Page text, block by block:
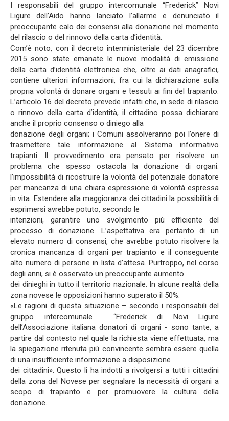
I responsabili del gruppo intercomunale “Frederick” Novi
Ligure dell’Aido hanno lanciato l’allarme e denunciato il
preoccupante calo dei consensi alla donazione nel momento
del rilascio o del rinnovo della carta d’identità.
Com’è noto, con il decreto interministeriale del 23 dicembre
2015 sono state emanate le nuove modalità di emissione
della carta d’identità elettronica che, oltre ai dati anagrafici,
contiene ulteriori informazioni, fra cui la dichiarazione sulla
propria volontà di donare organi e tessuti ai fini del trapianto.
L’articolo 16 del decreto prevede infatti che, in sede di rilascio
o rinnovo della carta d’identità, il cittadino possa dichiarare
anche il proprio consenso o diniego alla
donazione degli organi; i Comuni assolveranno poi l’onere di
trasmettere tale informazione al Sistema informativo
trapianti. Il provvedimento era pensato per risolvere un
problema che spesso ostacola la donazione di organi:
l’impossibilità di ricostruire la volontà del potenziale donatore
per mancanza di una chiara espressione di volontà espressa
in vita. Estendere alla maggioranza dei cittadini la possibilità di
esprimersi avrebbe potuto, secondo le
intenzioni, garantire uno svolgimento più efficiente del
processo di donazione. L’aspettativa era pertanto di un
elevato numero di consensi, che avrebbe potuto risolvere la
cronica mancanza di organi per trapianto e il conseguente
alto numero di persone in lista d’attesa. Purtroppo, nel corso
degli anni, si è osservato un preoccupante aumento
dei dinieghi in tutto il territorio nazionale. In alcune realtà della
zona novese le opposizioni hanno superato il 50%.
«Le ragioni di questa situazione – secondo i responsabili del
gruppo intercomunale “Frederick di Novi Ligure
dell’Associazione italiana donatori di organi - sono tante, a
partire dal contesto nel quale la richiesta viene effettuata, ma
la spiegazione ritenuta più convincente sembra essere quella
di una insufficiente informazione a disposizione
dei cittadini». Questo li ha indotti a rivolgersi a tutti i cittadini
della zona del Novese per segnalare la necessità di organi a
scopo di trapianto e per promuovere la cultura della
donazione.